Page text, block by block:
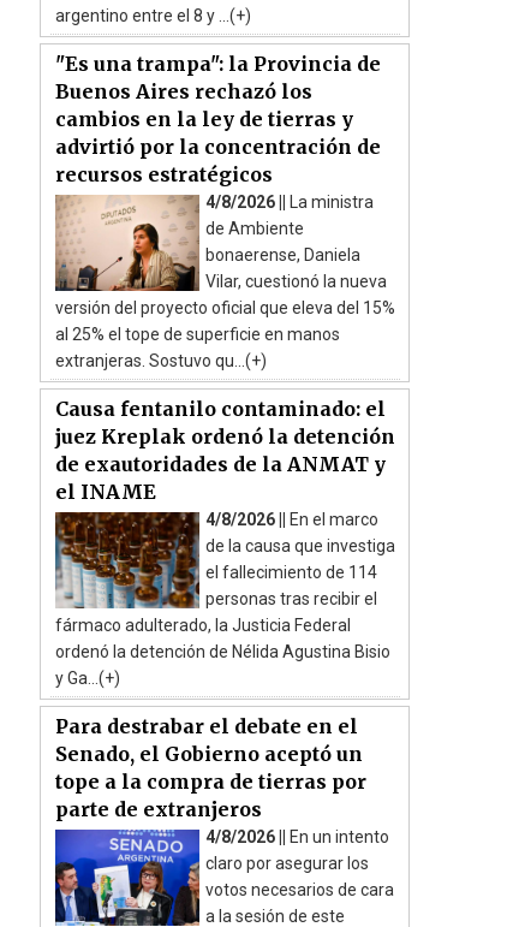
argentino entre el 8 y ...(+)
"Es una trampa": la Provincia de
Buenos Aires rechazó los
cambios en la ley de tierras y
advirtió por la concentración de
recursos estratégicos
4/8/2026 ||
La ministra
de Ambiente
bonaerense, Daniela
Vilar, cuestionó la nueva
versión del proyecto oficial que eleva del 15%
al 25% el tope de superficie en manos
extranjeras. Sostuvo qu...(+)
Causa fentanilo contaminado: el
juez Kreplak ordenó la detención
de exautoridades de la ANMAT y
el INAME
4/8/2026 ||
En el marco
de la causa que investiga
el fallecimiento de 114
personas tras recibir el
fármaco adulterado, la Justicia Federal
ordenó la detención de Nélida Agustina Bisio
y Ga...(+)
Para destrabar el debate en el
Senado, el Gobierno aceptó un
tope a la compra de tierras por
parte de extranjeros
4/8/2026 ||
En un intento
claro por asegurar los
votos necesarios de cara
a la sesión de este